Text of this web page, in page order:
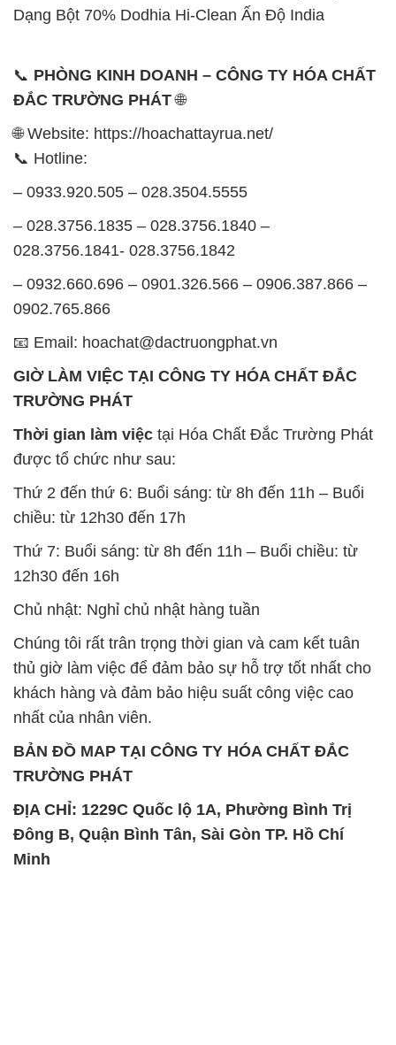
Dạng Bột 70% Dodhia Hi-Clean Ấn Độ India
📞 PHÒNG KINH DOANH – CÔNG TY HÓA CHẤT
ĐẮC TRƯỜNG PHÁT🌐
🌐 Website: https://hoachattayrua.net/
📞 Hotline:
– 0933.920.505 – 028.3504.5555
– 028.3756.1835 – 028.3756.1840 –
028.3756.1841- 028.3756.1842
– 0932.660.696 – 0901.326.566 – 0906.387.866 –
0902.765.866
📧 Email: hoachat@dactruongphat.vn
GIỜ LÀM VIỆC TẠI CÔNG TY HÓA CHẤT ĐẮC
TRƯỜNG PHÁT
Thời gian làm việc tại Hóa Chất Đắc Trường Phát
được tổ chức như sau:
Thứ 2 đến thứ 6: Buổi sáng: từ 8h đến 11h – Buổi
chiều: từ 12h30 đến 17h
Thứ 7: Buổi sáng: từ 8h đến 11h – Buổi chiều: từ
12h30 đến 16h
Chủ nhật: Nghỉ chủ nhật hàng tuần
Chúng tôi rất trân trọng thời gian và cam kết tuân
thủ giờ làm việc để đảm bảo sự hỗ trợ tốt nhất cho
khách hàng và đảm bảo hiệu suất công việc cao
nhất của nhân viên.
BẢN ĐỒ MAP TẠI CÔNG TY HÓA CHẤT ĐẮC
TRƯỜNG PHÁT
ĐỊA CHỈ: 1229C Quốc lộ 1A, Phường Bình Trị
Đông B, Quận Bình Tân, Sài Gòn TP. Hồ Chí
Minh